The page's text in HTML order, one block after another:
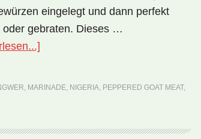
eingelegt und dann perfekt
oder gebraten. Dieses …
(Rezept)
, MARINADE, NIGERIA, PEPPERED GOAT MEAT,